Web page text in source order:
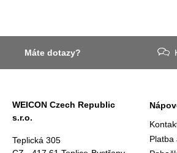
Máte dotazy?
WEICON Czech Republic
s.r.o.
Teplická 305
Platba